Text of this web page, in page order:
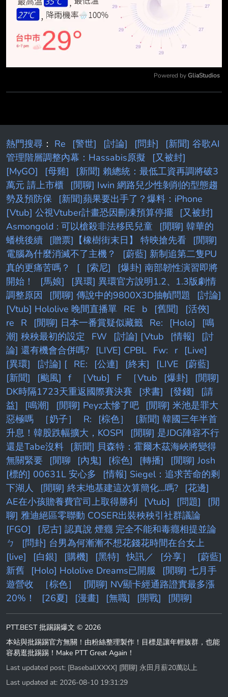
Powered by GliaStudios
熱門搜尋 ： Re [警世] [討論] [問卦]
[新聞] 谷歌AI
管理階層調整內幕：Hassabis原擬
[又被封]
[MyGO]
[母雞]
[新聞] 賴總統：最低工資再調將破3
萬元 請上市櫃
[閒聊] Iwin 網路兒少性剝削的型態趨
勢及預防保
[新聞]蘋果要出手了？爆料：iPhone
[Vtub] 公視Vtuber計畫恐因刪凍預算停擺
[又被封]
Asmongold : 可以槍殺非法移民兒童
[閒聊] 韓華的
蟠桃後續
[贈票]【橡樹街末日】 特映搶先看
[閒聊]
電腦為什麼消滅不了主機？
[蔚藍] 新制追第二隻PU
真的更痛苦嗎？
[ [索尼]
[爆卦] 南部韌性演習即將
開始！
[馬娘]
[異環] 異環官方說明1.2、1.3版劇情
調整原因
[閒聊] 傳說中的9800X3D抽幀問題
[討論]
[Vtub] Hololive 晚間直播單 RE b [舊聞]
[活俠]
re
R [閒聊] 日本一番賞疑似藏籤 Re: [Holo]
[鳴
潮] 秧秧最初的設定
FW [討論] [Vtub [情報]
[討
論] 還有機會合併嗎?
[LIVE] CPBL Fw: r
[Live]
[異環]
[討論] [ RE: [公連] [終末] [LIVE
[蔚藍]
[新聞]
[颱風] f ［Vtub] F ［Vtub [爆卦]
[閒聊]
DK時隔1723天重返國際賽決賽
[求書] [發錢]
[請
益]
[鳴潮] [閒聊] Peyz太慘了吧
[閒聊] 米池是罪大
惡極嗎
［奶子］ R: [棕色］
[新聞] 韓國三年半首
升息！韓股跌幅擴大，KOSPI
[閒聊] 是JDG陣容不行
還是Tabe沒料
[新聞] 貝森特：霍爾木茲海峽將變得
無關緊要
[閒聊 [內鬼] [棕色] [轉播]
[閒聊] Josh
[標的] 00631L 安心多
[情報] Siegel：追求苦命的剩
下湖人
[閒聊] 終末地基建這次算簡化...嗎?
[花邊]
AE在小孩贍養費官司上取得勝利
[Vtub] [問題]
[閒
聊] 雅迪絕區零聯動 COSER出裝秧秧引社群議論
[FGO]
[尼古] 認真說 煙癮 完全不能和毒癮相提並論
ㄅ
[問卦] 台男為何漸漸不想花錢花時間在台女上
[live]
[白銀] [購機] [黑特] 快訊／ [分享］
[蔚藍]
新舊
[Holo] Hololive Dreams已開服
[閒聊] 七月手
遊營收
［棕色］
[閒聊] NV顯卡經通路證實最多漲
20%！
[26夏] [漫畫] [無職] [開戰] [閒聊]
PTT.BEST 批踢踢爆文 © 2026
本站與批踢踢官方無關！由粉絲整理製作！目標是讓年輕族群，也能
容易逛批踢踢！Make PTT Great Again！
Last updated post: [BaseballXXXX] [閒聊] 永田月薪20萬以上
Last updated at: 2026-08-10 19:31:29